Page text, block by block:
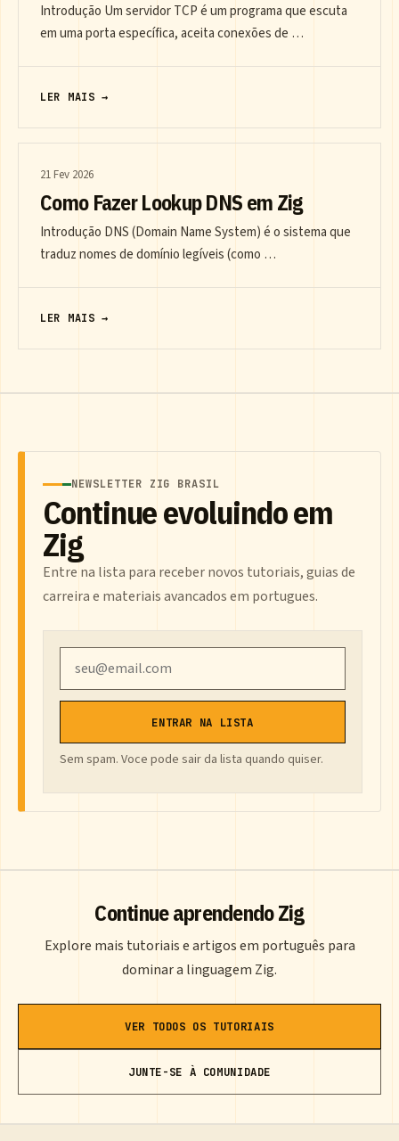
Introdução Um servidor TCP é um programa que escuta
em uma porta específica, aceita conexões de …
LER MAIS →
21 Fev 2026
Como Fazer Lookup DNS em Zig
Introdução DNS (Domain Name System) é o sistema que
traduz nomes de domínio legíveis (como …
LER MAIS →
NEWSLETTER ZIG BRASIL
Continue evoluindo em
Zig
Entre na lista para receber novos tutoriais, guias de
carreira e materiais avancados em portugues.
ENTRAR NA LISTA
Sem spam. Voce pode sair da lista quando quiser.
Continue aprendendo Zig
Explore mais tutoriais e artigos em português para
dominar a linguagem Zig.
VER TODOS OS TUTORIAIS
JUNTE-SE À COMUNIDADE